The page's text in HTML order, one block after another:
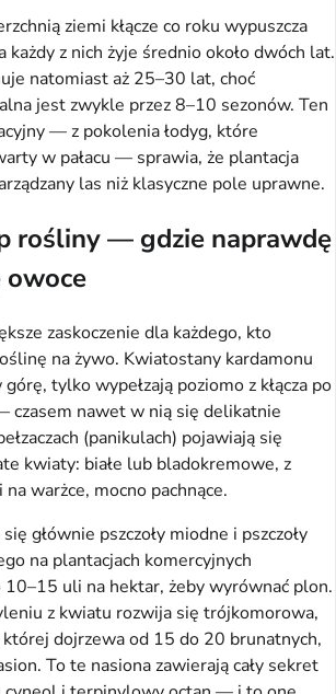
ziemi kłącze co roku wypuszcza
każdy z nich żyje średnio około dwóch lat.
natomiast aż 25–30 lat, choć
jest zwykle przez 8–10 sezonów. Ten
— z pokolenia łodyg, które
w pałacu — sprawia, że plantacja
las niż klasyczne pole uprawne.
rośliny — gdzie naprawdę
owoce
zaskoczenie dla każdego, kto
na żywo. Kwiatostany kardamonu
tylko wypełzają poziomo z kłącza po
czasem nawet w nią się delikatnie
(panikulach) pojawiają się
kwiaty: białe lub bladokremowe, z
warżce, mocno pachnące.
głównie pszczoły miodne i pszczoły
na plantacjach komercyjnych
10–15 uli na hektar, żeby wyrównać plon.
z kwiatu rozwija się trójkomorowa,
dojrzewa od 15 do 20 brunatnych,
To te nasiona zawierają cały sekret